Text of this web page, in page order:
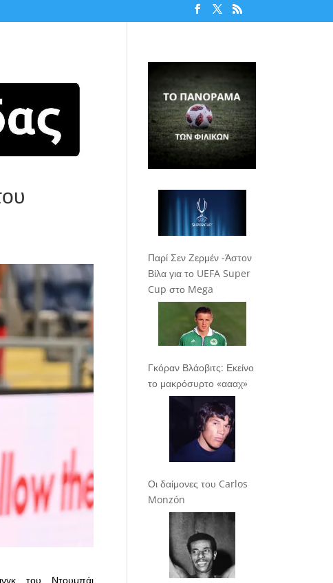
του Ντουμπάι
Παρί Σεν Ζερμέν -Άστον
Βίλα για το UEFA Super
Cup στο Mega
Γκόραν Βλάοβιτς: Εκείνο
το μακρόσυρτο «αααχ»
Οι δαίμονες του Carlos
Monzón